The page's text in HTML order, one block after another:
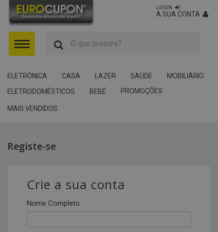
Menu
LOGIN
A SUA CONTA
ELETRÓNICA CASA LAZER SAÚDE
MOBILIÁRIO
ELETRODOMÉSTICOS
BEBÉ PROMOÇÕES
MAIS VENDIDOS
Registe-se
Crie a sua conta
Nome Completo